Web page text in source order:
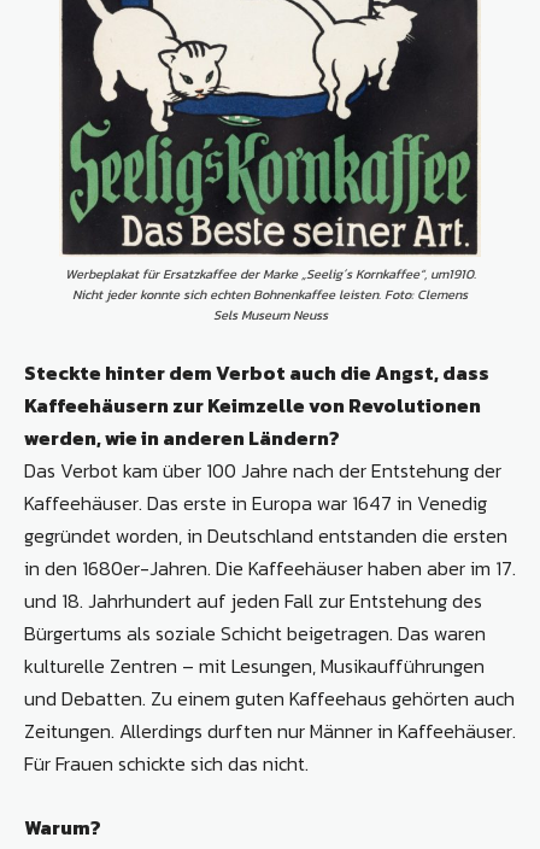
Werbeplakat für Ersatzkaffee der Marke „Seelig´s Kornkaffee“, um1910.
Nicht jeder konnte sich echten Bohnenkaffee leisten. Foto: Clemens
Sels Museum Neuss
Steckte hinter dem Verbot auch die Angst, dass
Kaffeehäusern zur Keimzelle von Revolutionen
werden, wie in anderen Ländern?
Das Verbot kam über 100 Jahre nach der Entstehung der
Kaffeehäuser. Das erste in Europa war 1647 in Venedig
gegründet worden, in Deutschland entstanden die ersten
in den 1680er-Jahren. Die Kaffeehäuser haben aber im 17.
und 18. Jahrhundert auf jeden Fall zur Entstehung des
Bürgertums als soziale Schicht beigetragen. Das waren
kulturelle Zentren – mit Lesungen, Musikaufführungen
und Debatten. Zu einem guten Kaffeehaus gehörten auch
Zeitungen. Allerdings durften nur Männer in Kaffeehäuser.
Für Frauen schickte sich das nicht.
Warum?